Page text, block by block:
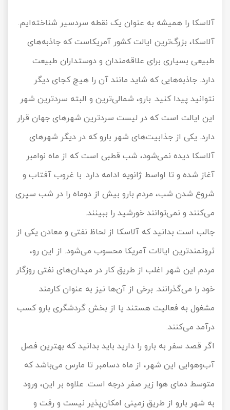
آلاسکا را همیشه به عنوان یک نقطه سردسیر شناخته‌ایم.
آلاسکا، بزرگ‌ترین ایالت کشور آمریکاست که جاذبه‌های
طبیعی بسیاری برای علاقه‌مندان و دوستداران طبیعت
دارد. جاذبه‌هایی که شاید مانند آن را هیچ کجای دیگر
نتوانید پیدا کنید. بارو، شمالی‌ترین و البته سردترین شهر
این ایالت است که در لیست سردترین شهرهای جهان قرار
دارد. یکی از جذابیت‌های شهر بارو که در دیگر شهرهای
آلاسکا دیده نمی‌شود، شب قطبی است که از ماه نوامبر
آغاز شده و تا اواسط ژانویه ادامه دارد. با غروب آفتاب و
شروع شدن شب، مردم بارو بیش از دوماه را در شب سپری
می‌کنند و نمی‌توانند خورشید را ببینند.
جالب است بدانید که آلاسکا از لحاظ نفتی و معادن یکی از
ثروتمندترین ایالات آمریکا محسوب می‌شود. از این رو،
مردم این شهر اغلب از طریق کار در میدان‌های نفتی روزگار
خود را می‌گذرانند. برخی از آن‌ها نیز به عنوان کارمند
مشغول به فعالیت هستند یا از بخش گردشگری بارو کسب
درآمد می‌کنند.
اگر قصد سفر به بارو را دارید باید بدانید که بهترین فصل
آب‌وهوایی این شهر، از ماه دسامبر تا مارس می‌باشد که
متوسط دمای هوا زیر صفر درجه است. علاوه بر این، ورود
به شهر بارو از طریق زمینی امکان‌پذیر نیست و رفت و